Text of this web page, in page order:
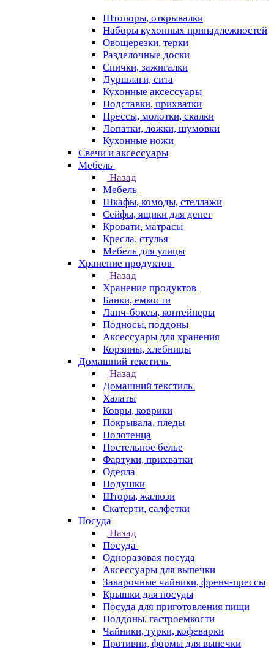
Штопоры, открывалки
Наборы кухонных принадлежностей
Овощерезки, терки
Разделочные доски
Спички, зажигалки
Дуршлаги, сита
Кухонные аксессуары
Подставки, прихватки
Прессы, молотки, скалки
Лопатки, ложки, шумовки
Кухонные ножи
Свечи и аксессуары
Мебель
Назад
Мебель
Шкафы, комоды, стеллажи
Сейфы, ящики для денег
Кровати, матрасы
Кресла, стулья
Мебель для улицы
Хранение продуктов
Назад
Хранение продуктов
Банки, емкости
Ланч-боксы, контейнеры
Подносы, поддоны
Аксессуары для хранения
Корзины, хлебницы
Домашний текстиль
Назад
Домашний текстиль
Халаты
Ковры, коврики
Покрывала, пледы
Полотенца
Постельное белье
Фартуки, прихватки
Одеяла
Подушки
Шторы, жалюзи
Скатерти, салфетки
Посуда
Назад
Посуда
Одноразовая посуда
Аксессуары для выпечки
Заварочные чайники, френч-прессы
Крышки для посуды
Посуда для приготовления пищи
Поддоны, гастроемкости
Чайники, турки, кофеварки
Противни, формы для выпечки